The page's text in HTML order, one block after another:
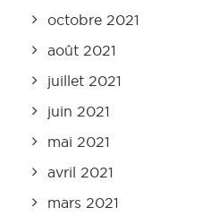
octobre 2021
août 2021
juillet 2021
juin 2021
mai 2021
avril 2021
mars 2021